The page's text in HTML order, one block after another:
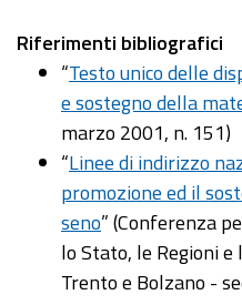
Riferimenti bibliografici
“Testo unico delle
e sostegno della
marzo 2001, n. 151)
“Linee di indirizzo
promozione ed il
seno” (Conferenza
lo Stato, le Regioni
Trento e Bolzano -